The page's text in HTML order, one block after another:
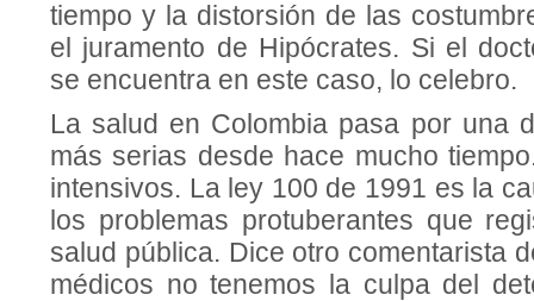
tiempo y la distorsión de las
el juramento de Hipócrates. Si el
se encuentra en este caso, lo celebro.
La salud en Colombia pasa por una
más serias desde hace mucho
intensivos. La ley 100 de 1991 es la
los problemas protuberantes que
salud pública. Dice otro comentarista
médicos no tenemos la culpa del